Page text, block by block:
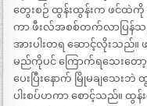
တွေးစဉ် ထွန်းထွန်းက ဖင်ထဲကို
ကာ ဖီးလ်အစစ်တက်လာပြန်
အားပါးတရ ဆောင့်လိုးသည်။
မည်ကိုပင် ကြောက်ရသေးတော့။
ပေးပြီးနောက် မြိုမချသ
ပါးစပ်ဟကာ စောင့်သည်။ ထွန်း